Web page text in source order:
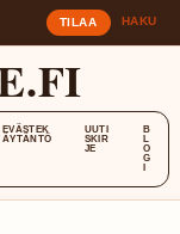
TILAA HAKU
EVÄSTEK
ÄYTÄNTÖ
UUTI
SKIR
JE
B
L
O
G